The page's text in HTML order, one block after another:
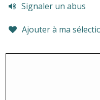
Signaler un abus
Ajouter à ma